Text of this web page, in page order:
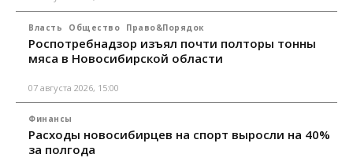
Власть Общество Право&Порядок
Роспотребнадзор изъял почти полторы тонны
мяса в Новосибирской области
07 августа 2026, 15:00
Финансы
Расходы новосибирцев на спорт выросли на 40%
за полгода